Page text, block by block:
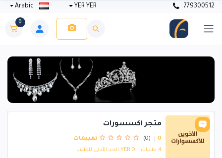
779300512
YER YER
0
متجر اكسسورات
(0) 0 تقييمات
4 طلبات YER 0 الحد الأدنى للطلب